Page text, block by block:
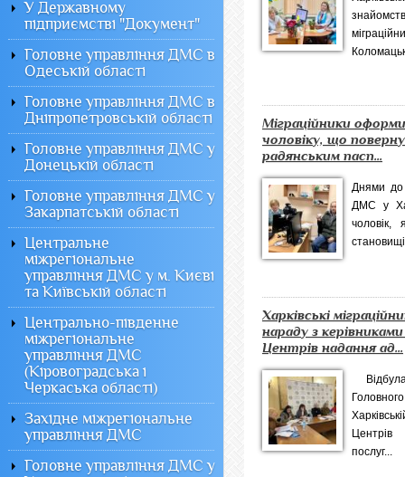
Міграційники
чоловіку, що
радянським пасп...
Днями до
ДМС у
чоловік,
Харківські
нараду з
Центрів надання ад...
Центрів
послуг...
У Державному
підприємстві "Документ"
Головне управління ДМС в
Одеській області
Головне управління ДМС в
Дніпропетровській області
Головне управління ДМС у
Донецькій області
Головне управління ДМС у
Закарпатській області
Центральне
міжрегіональне
управління ДМС у м. Києві
та Київській області
Центрально-південне
міжрегіональне
управління ДМС
(Кіровоградська і
Черкаська області)
Західне міжрегіональне
управління ДМС
Головне управління ДМС у